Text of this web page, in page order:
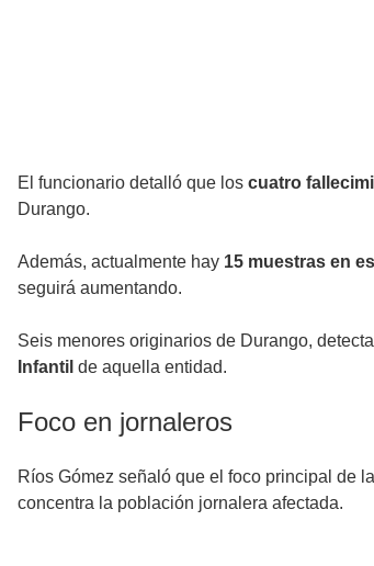
El funcionario detalló que los cuatro
Durango.
Además, actualmente hay 15 muestras en
seguirá aumentando.
Seis menores originarios de Durango,
Infantil de aquella entidad.
Foco en jornaleros
Ríos Gómez señaló que el foco principal de
concentra la población jornalera afectada.